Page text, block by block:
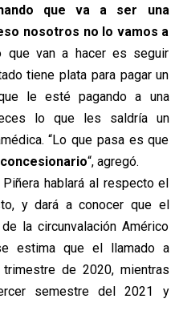
que va a ser una
nosotros no lo vamos a
que van a hacer es seguir
tiene plata para pagar un
le esté pagando a una
lo que les saldría un
“Lo que pasa es que
“, agregó.
hablará al respecto el
y dará a conocer que el
la circunvalación Américo
estima que el llamado a
de 2020, mientras
semestre del 2021 y